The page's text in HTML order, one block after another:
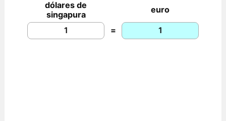
dólares de
singapura
euro
=